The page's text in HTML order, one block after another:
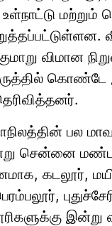
மற்றும்
விமான
கொண்டே
பல
சென்னை
கடலூர்,
இன்று